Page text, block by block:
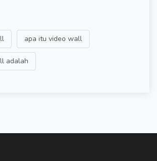
apa itu video wall
adalah